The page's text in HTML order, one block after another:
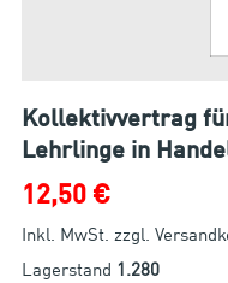
Kollektivvertrag
Lehrlinge in
12,50 €
Inkl. MwSt. zzgl.
Lagerstand 1.280